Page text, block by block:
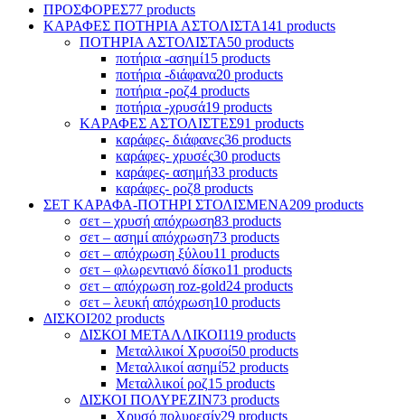
ΠΡΟΣΦΟΡΕΣ77 products
ΚΑΡΑΦΕΣ ΠΟΤΗΡΙΑ ΑΣΤΟΛΙΣΤΑ141 products
ΠΟΤΗΡΙΑ ΑΣΤΟΛΙΣΤΑ50 products
ποτήρια -ασημί15 products
ποτήρια -διάφανα20 products
ποτήρια -ροζ4 products
ποτήρια -χρυσά19 products
ΚΑΡΑΦΕΣ ΑΣΤΟΛΙΣΤΕΣ91 products
καράφες- διάφανες36 products
καράφες- χρυσές30 products
καράφες- ασημή33 products
καράφες- ροζ8 products
ΣΕΤ ΚΑΡΑΦΑ-ΠΟΤΗΡΙ ΣΤΟΛΙΣΜΕΝΑ209 products
σετ – χρυσή απόχρωση83 products
σετ – ασημί απόχρωση73 products
σετ – απόχρωση ξύλου11 products
σετ – φλωρεντιανό δίσκο11 products
σετ – απόχρωση roz-gold24 products
σετ – λευκή απόχρωση10 products
ΔΙΣΚΟΙ202 products
ΔΙΣΚΟΙ ΜΕΤΑΛΛΙΚΟΙ119 products
Μεταλλικοί Χρυσοί50 products
Μεταλλικοί ασημί52 products
Mεταλλικοί ροζ15 products
ΔΙΣΚΟΙ ΠΟΛΥΡΕΖΙΝ73 products
Χρυσό πολυρεσίν29 products